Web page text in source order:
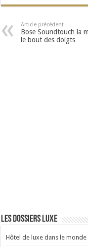
Article précédent
Bose Soundtouch la
le bout des doigts
Les dossiers luxe
Hôtel de luxe dans le monde